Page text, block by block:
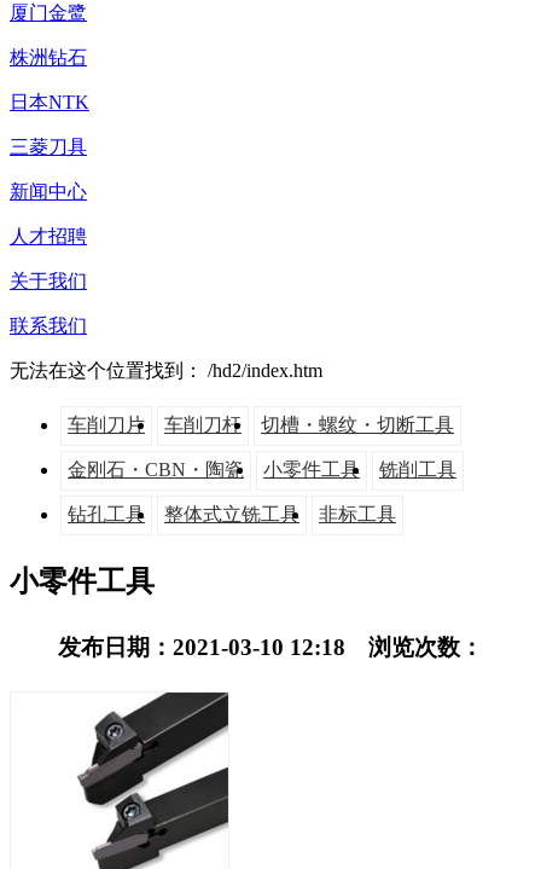
厦门金鹭
株洲钻石
日本NTK
三菱刀具
新闻中心
人才招聘
关于我们
联系我们
无法在这个位置找到： /hd2/index.htm
车削刀片 车削刀杆 切槽・螺纹・切断工具
金刚石・CBN・陶瓷 小零件工具 铣削工具
钻孔工具 整体式立铣工具 非标工具
小零件工具
发布日期：2021-03-10 12:18 浏览次数：